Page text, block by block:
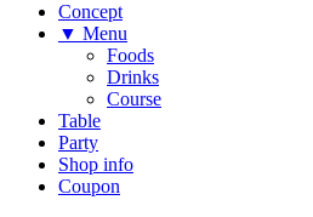
Concept
▼ Menu
Foods
Drinks
Course
Table
Party
Shop info
Coupon